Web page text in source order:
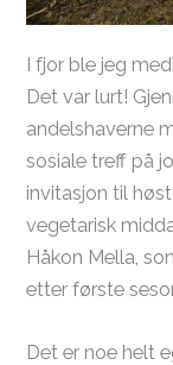
I fjor ble jeg
Det var lurt!
andelshaverne
sosiale treff på
invitasjon til
vegetarisk
Håkon Mella,
etter første
​Det er noe helt